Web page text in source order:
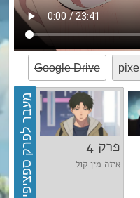
Google Drive
מעבר לפרק ספציפי פרק 4
איזה מין קול
פרק 5
התשובה